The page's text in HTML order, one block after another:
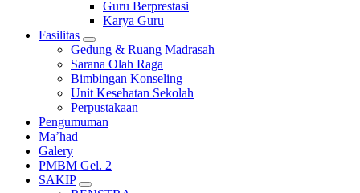
Guru Berprestasi
Karya Guru
Fasilitas
Gedung & Ruang Madrasah
Sarana Olah Raga
Bimbingan Konseling
Unit Kesehatan Sekolah
Perpustakaan
Pengumuman
Ma’had
Galery
PMBM Gel. 2
SAKIP